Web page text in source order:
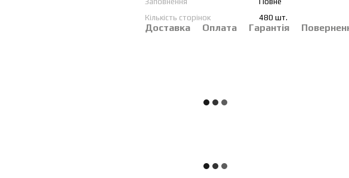
Кількість сторінок
480 шт.
Доставка Оплата Гарантія